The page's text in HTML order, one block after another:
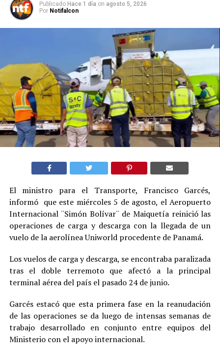
Publicado Hace 1 día on agosto 5, 2026
Por Notifalcon
El ministro para el Transporte, Francisco Garcés,
informó que este miércoles 5 de agosto, el Aeropuerto
Internacional ¨Simón Bolívar¨ de Maiquetía reinició las
operaciones de carga y descarga con la llegada de un
vuelo de la aerolínea Uniworld procedente de Panamá.
Los vuelos de carga y descarga, se encontraba paralizada
tras el doble terremoto que afectó a la principal
terminal aérea del país el pasado 24 de junio.
Garcés estacó que esta primera fase en la reanudación
de las operaciones se da luego de intensas semanas de
trabajo desarrollado en conjunto entre equipos del
Ministerio con el apoyo internacional.